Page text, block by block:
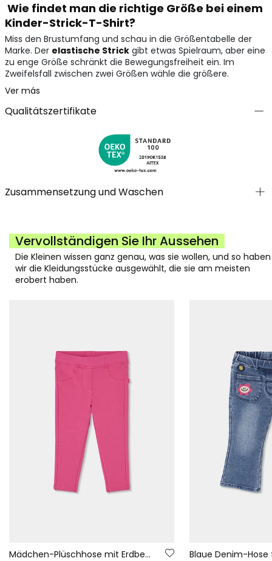
Wie findet man die richtige Größe bei einem
Kinder-Strick-T-Shirt?
Miss den Brustumfang und schau in die Größentabelle der
Marke. Der elastische Strickgibt etwas Spielraum, aber eine
zu enge Größe schränkt die Bewegungsfreiheit ein. Im
Zweifelsfall zwischen zwei Größen wähle die größere.
Ver más
Qualitätszertifikate
Zusammensetzung und Waschen
Vervollständigen Sie Ihr Aussehen
Die Kleinen wissen ganz genau, was sie wollen, und so haben
wir die Kleidungsstücke ausgewählt, die sie am meisten
erobert haben.
Mädchen-Plüschhose mit Erdbeer-Motiv und Elastikbund